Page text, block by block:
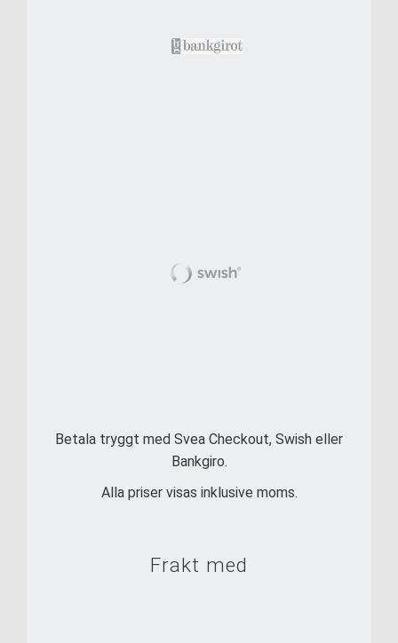
Betala tryggt med Svea Checkout, Swish eller
Bankgiro.
Alla priser visas inklusive moms.
Frakt med